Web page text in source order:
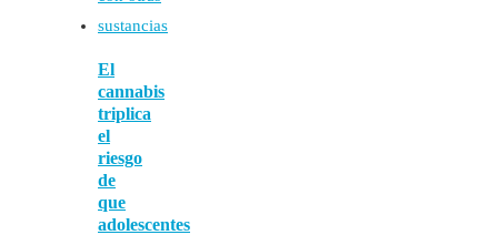
El
cannabis
triplica
el
riesgo
de
que
adolescentes